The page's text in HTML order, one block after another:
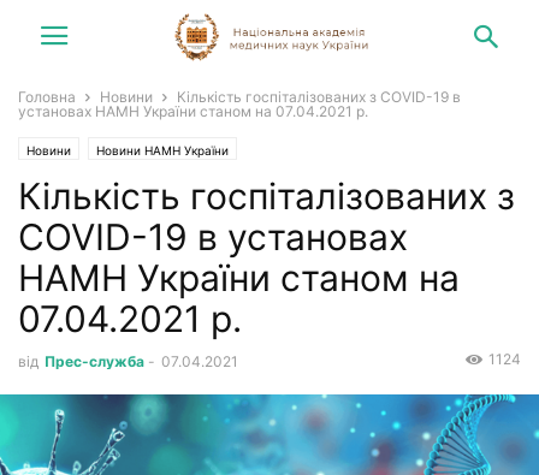
Головна Новини
Кількість госпіталізованих з COVID-19 в
установах НАМН України станом на 07.04.2021 р.
Новини Новини НАМН України
Кількість госпіталізованих з
COVID-19 в установах
НАМН України станом на
07.04.2021 р.
від Прес-служба - 07.04.2021 1124